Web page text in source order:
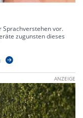
Sprachverstehen vor.
zugunsten dieses
ANZEIGE